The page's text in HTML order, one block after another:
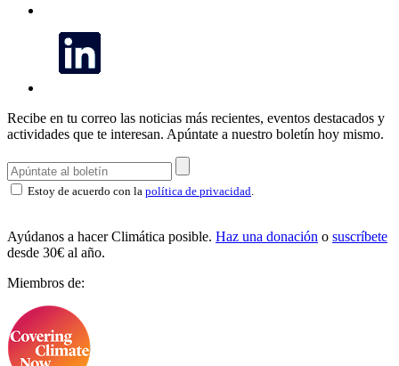
Recibe en tu correo las noticias más recientes, eventos destacados y
actividades que te interesan. Apúntate a nuestro boletín hoy mismo.
Estoy de acuerdo con la política de privacidad.
Ayúdanos a hacer Climática posible. Haz una donación o suscríbete
desde 30€ al año.
Miembros de: